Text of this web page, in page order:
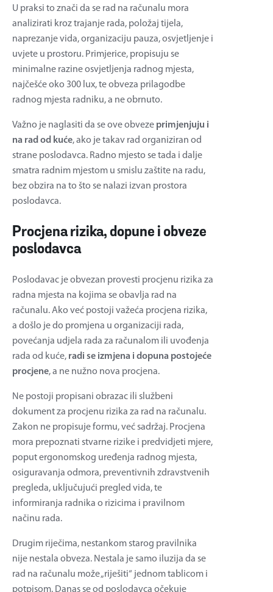
U praksi to znači da se rad na računalu mora
analizirati kroz trajanje rada, položaj tijela,
naprezanje vida, organizaciju pauza, osvjetljenje i
uvjete u prostoru. Primjerice, propisuju se
minimalne razine osvjetljenja radnog mjesta,
najčešće oko 300 lux, te obveza prilagodbe
radnog mjesta radniku, a ne obrnuto.
Važno je naglasiti da se ove obveze primjenjuju i
na rad od kuće, ako je takav rad organiziran od
strane poslodavca. Radno mjesto se tada i dalje
smatra radnim mjestom u smislu zaštite na radu,
bez obzira na to što se nalazi izvan prostora
poslodavca.
Procjena rizika, dopune i obveze
poslodavca
Poslodavac je obvezan provesti procjenu rizika za
radna mjesta na kojima se obavlja rad na
računalu. Ako već postoji važeća procjena rizika,
a došlo je do promjena u organizaciji rada,
povećanja udjela rada za računalom ili uvođenja
rada od kuće, radi se izmjena i dopuna postojeće
procjene, a ne nužno nova procjena.
Ne postoji propisani obrazac ili službeni
dokument za procjenu rizika za rad na računalu.
Zakon ne propisuje formu, već sadržaj. Procjena
mora prepoznati stvarne rizike i predvidjeti mjere,
poput ergonomskog uređenja radnog mjesta,
osiguravanja odmora, preventivnih zdravstvenih
pregleda, uključujući pregled vida, te
informiranja radnika o rizicima i pravilnom
načinu rada.
Drugim riječima, nestankom starog pravilnika
nije nestala obveza. Nestala je samo iluzija da se
rad na računalu može „riješiti“ jednom tablicom i
potpisom. Danas se od poslodavca očekuje